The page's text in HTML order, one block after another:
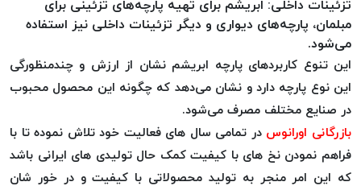
بدون
موم
KORD
ZETA
نخ
بافت
بدون
موم
تزئینات داخلی: ابریشم برای تهیه پارچه‌های تزئینی برای
مبلمان، پارچه‌های دیواری و دیگر تزئینات داخلی نیز استفاده
می‌شود.
این تنوع کاربردهای پارچه ابریشم نشان از ارزش و چندمنظورگی
این نوع پارچه دارد و نشان می‌دهد که چگونه این محصول محبوب
در صنایع مختلف مصرف می‌شود.
بازرگانی اورانوس در تمامی سال های فعالیت خود تلاش نموده تا با
فراهم نمودن نخ های با کیفیت کمک حال تولیدی های ایرانی باشد
که این امر منجر به تولید محصولاتی با کیفیت و در خور شان